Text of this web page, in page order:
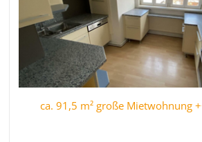
ca. 91,5 m² große Mietwohnung